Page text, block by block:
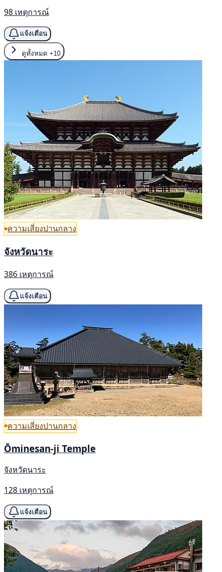
98 เหตุการณ์
แจ้งเตือน
ดูทั้งหมด +10
ความเสี่ยงปานกลาง
จังหวัดนาระ
386 เหตุการณ์
แจ้งเตือน
ความเสี่ยงปานกลาง
Ōminesan-ji Temple
จังหวัดนาระ
128 เหตุการณ์
แจ้งเตือน